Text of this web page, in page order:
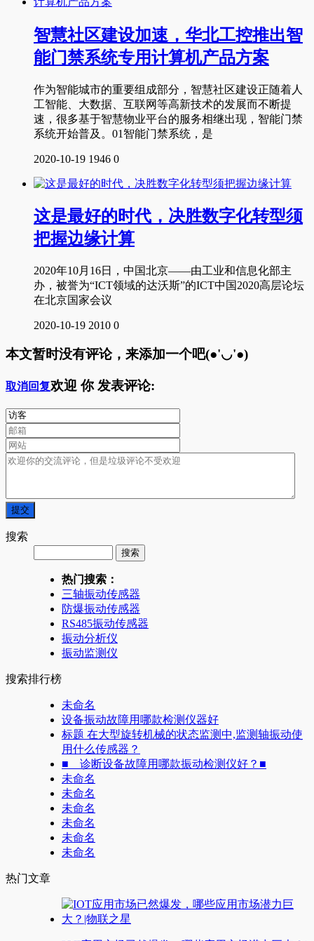
智慧社区建设加速，华北工控推出智
能门禁系统专用计算机产品方案
作为智能城市的重要组成部分，智慧社区建设正随着人
工智能、大数据、互联网等高新技术的发展而不断提
速，很多基于智慧物业平台的服务相继出现，智能门禁
系统开始普及。01智能门禁系统，是
2020-10-19 1946 0
这是最好的时代，决胜数字化转型须
把握边缘计算
2020年10月16日，中国北京——由工业和信息化部主
办，被誉为“ICT领域的达沃斯”的ICT中国2020高层论坛
在北京国家会议
2020-10-19 2010 0
本文暂时没有评论，来添加一个吧(●'◡'●)
取消回复欢迎 你发表评论:
搜索
热门搜索：
三轴振动传感器
防爆振动传感器
RS485振动传感器
振动分析仪
振动监测仪
搜索排行榜
未命名
设备振动故障用哪款检测仪器好
标题 在大型旋转机械的状态监测中,监测轴振动使
用什么传感器？
■ 诊断设备故障用哪款振动检测仪好？■
未命名
未命名
未命名
未命名
未命名
未命名
热门文章